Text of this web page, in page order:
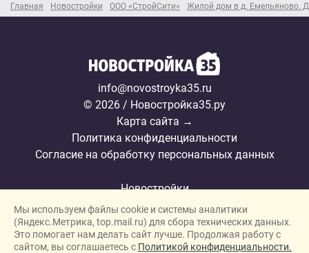
Главная Новостройки ООО «СтройСити» Жилой дом в д. Емельяново.
info@novostroyka35.ru
© 2026 / Новостройка35.ру
Карта сайта →
Политика конфиденциальности
Согласие на обработку персональных данных
Новостройки
Застройщики
Ипотека
Мы используем файлы cookie и системы аналитики
(Яндекс.Метрика, top.mail.ru) для сбора технических данных.
Это помогает нам делать сайт лучше. Продолжая работу с
сайтом, вы соглашаетесь с Политикой конфиденциальности.